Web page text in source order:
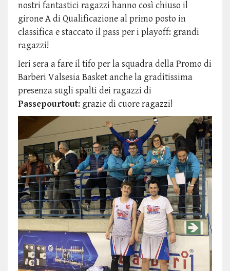
nostri fantastici ragazzi hanno così chiuso il
girone A di Qualificazione al primo posto in
classifica e staccato il pass per i playoff: grandi
ragazzi!
Ieri sera a fare il tifo per la squadra della Promo di
Barberi Valsesia Basket anche la graditissima
presenza sugli spalti dei ragazzi di
Passepourtout: grazie di cuore ragazzi!